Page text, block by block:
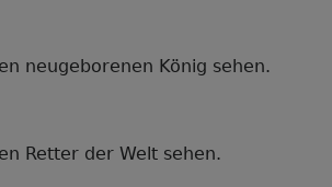
neugeborenen König sehen.
Retter der Welt sehen.